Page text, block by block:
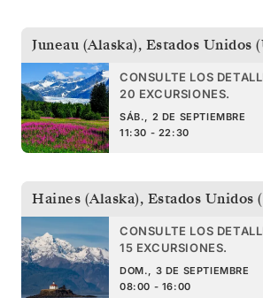
Juneau (Alaska), Estados Unidos
CONSULTE LOS
20 EXCURSIONES.
SÁB., 2 DE SEPTIEMBRE
11:30 - 22:30
Haines (Alaska), Estados Unidos
CONSULTE LOS
15 EXCURSIONES.
DOM., 3 DE SEPTIEMBRE
08:00 - 16:00